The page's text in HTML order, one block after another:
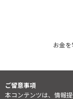
お金
ご留意事項
本コンテンツは、情報